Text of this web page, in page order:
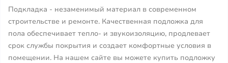
Подкладка - незаменимый материал в современном
строительстве и ремонте. Качественная подложка для
пола обеспечивает тепло- и звукоизоляцию, продлевает
срок службы покрытия и создает комфортные условия в
помещении. На нашем сайте вы можете купить подложку